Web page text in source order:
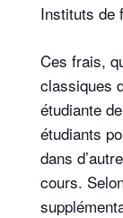
Instituts de
Ces frais,
classiques
étudiante
étudiants
dans
cours.